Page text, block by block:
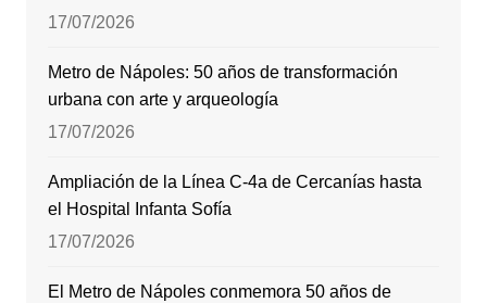
17/07/2026
Metro de Nápoles: 50 años de transformación
urbana con arte y arqueología
17/07/2026
Ampliación de la Línea C-4a de Cercanías hasta
el Hospital Infanta Sofía
17/07/2026
El Metro de Nápoles conmemora 50 años de